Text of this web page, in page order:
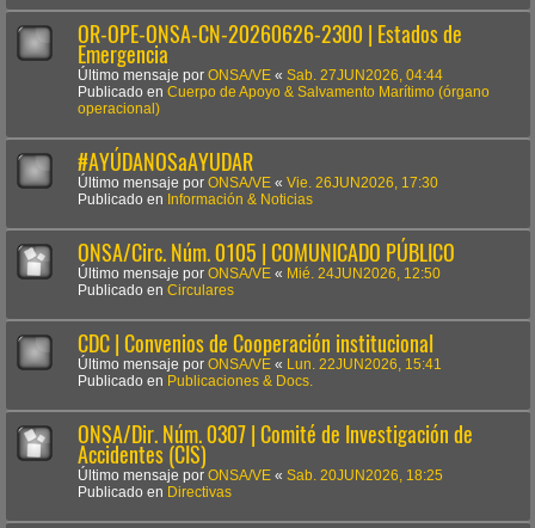
OR-OPE-ONSA-CN-20260626-2300 | Estados de
Emergencia
Último mensaje por ONSA/VE « Sab. 27JUN2026, 04:44
Publicado en Cuerpo de Apoyo & Salvamento Marítimo (órgano
operacional)
#AYÚDANOSaAYUDAR
Último mensaje por ONSA/VE « Vie. 26JUN2026, 17:30
Publicado en Información & Noticias
ONSA/Circ. Núm. 0105 | COMUNICADO PÚBLICO
Último mensaje por ONSA/VE « Mié. 24JUN2026, 12:50
Publicado en Circulares
CDC | Convenios de Cooperación institucional
Último mensaje por ONSA/VE «
Lun. 22JUN2026, 15:41
Publicado en Publicaciones & Docs.
ONSA/Dir. Núm. 0307 | Comité de Investigación de
Accidentes (CIS)
Último mensaje por ONSA/VE « Sab. 20JUN2026, 18:25
Publicado en Directivas